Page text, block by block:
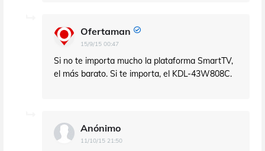
Ofertaman
15/9/15 00:47
Si no te importa mucho la plataforma SmartTV,
el más barato. Si te importa, el KDL-43W808C.
Anónimo
11/10/15 21:50